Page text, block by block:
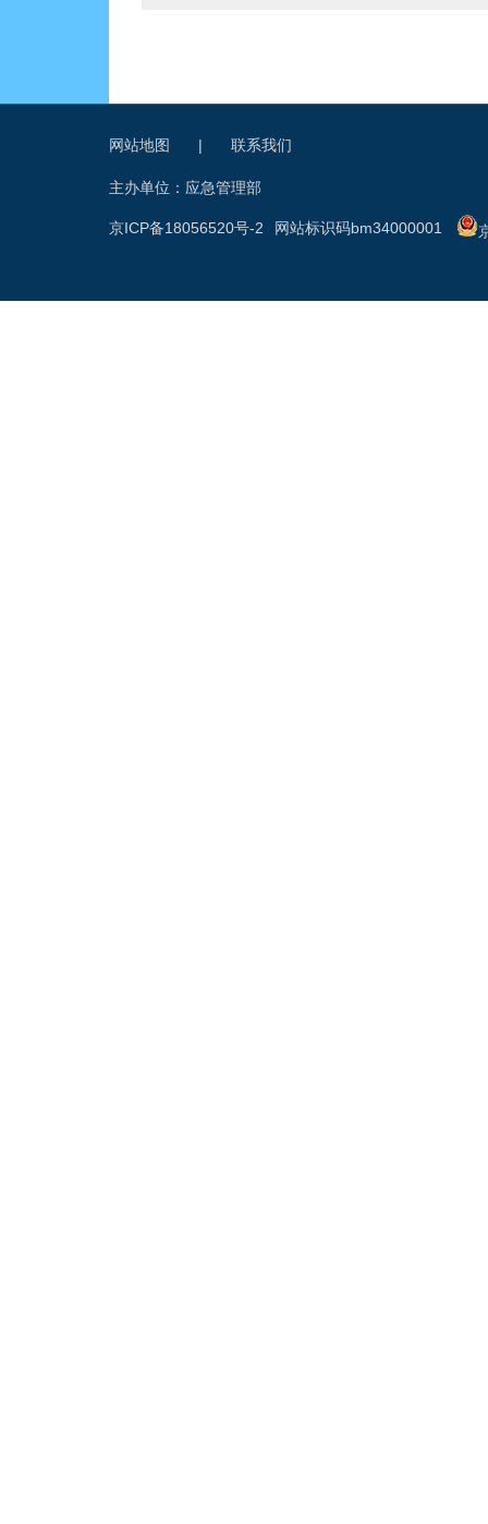
网站地图 | 联系我们
主办单位：应急管理部
网站标识码bm34000001
京ICP备18056520号-2